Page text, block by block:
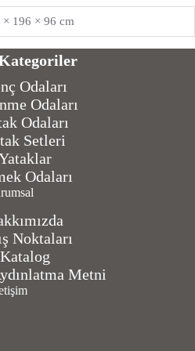
× 196 × 96 cm
Odaları
Odaları
Odaları
Setleri
Odaları
Noktaları
Katalog
Metni